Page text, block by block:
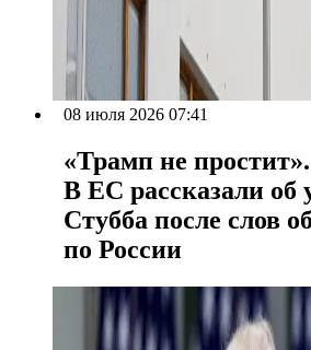
08 июля 2026 07:41
«Трамп не простит».
В ЕС рассказали об
Стубба после слов
по России